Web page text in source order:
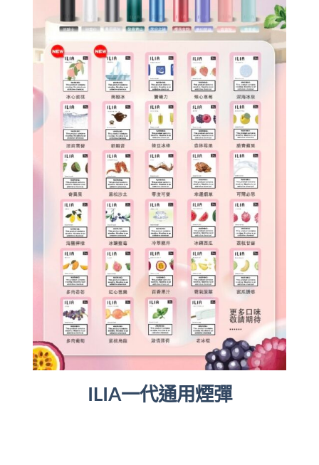
ILIA一代通用煙彈